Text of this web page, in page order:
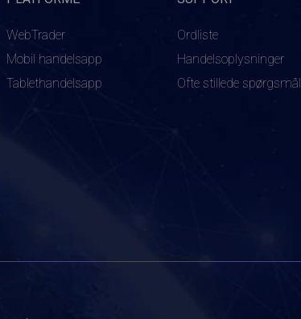
WebTrader
Mobil handelsapp
Tablethandelsapp
Ordliste
Handelsoplysninger
Ofte stillede spørgsmål